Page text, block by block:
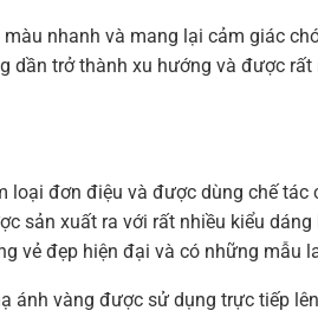
nhanh và mang lại cảm giác
trở thành xu hướng và được
đơn điệu và được dùng chế
sản xuất ra với rất nhiều kiểu
vẻ đẹp hiện đại và có những mẫu
vàng được sử dụng trực tiếp